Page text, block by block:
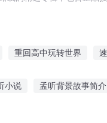
重回高中玩转世界
小说 孟听背景故事简介